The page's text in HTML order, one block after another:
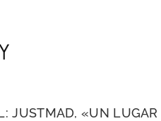
JUSTMAD, «UN